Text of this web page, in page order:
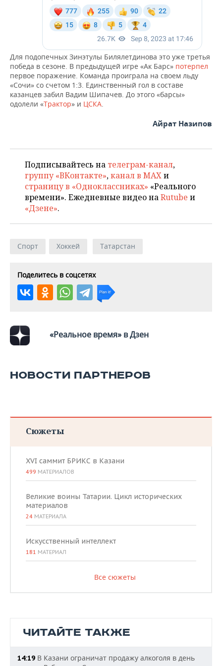
Для подопечных Зинэтулы Билялетдинова это уже третья
победа в сезоне. В предыдущей игре «Ак Барс» потерпел
первое поражение. Команда проиграла на своем льду
«Сочи» со счетом 1:3. Единственный гол в составе
казанцев забил Вадим Шипачев. До этого «барсы»
одолели «Трактор» и ЦСКА.
Айрат Назипов
Подписывайтесь на телеграм-канал,
группу «ВКонтакте»,канал в MAXи
страницу в «Одноклассниках» «Реального
времени». Ежедневные видео наRutube и
«Дзене».
Спорт Хоккей Татарстан
Поделитесь в соцсетях
«Реальное время» в Дзен
НОВОСТИ ПАРТНЕРОВ
Сюжеты
XVI саммит БРИКС в Казани
499 МАТЕРИАЛОВ
Великие воины Татарии. Цикл исторических
материалов
24 МАТЕРИАЛА
Искусственный интеллект
181 МАТЕРИАЛ
Все сюжеты
ЧИТАЙТЕ ТАКЖЕ
14:19 В Казани ограничат продажу алкоголя в день